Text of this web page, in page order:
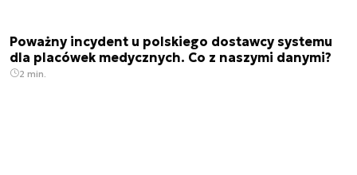
Poważny incydent u polskiego dostawcy systemu
dla placówek medycznych. Co z naszymi danymi?
2 min.